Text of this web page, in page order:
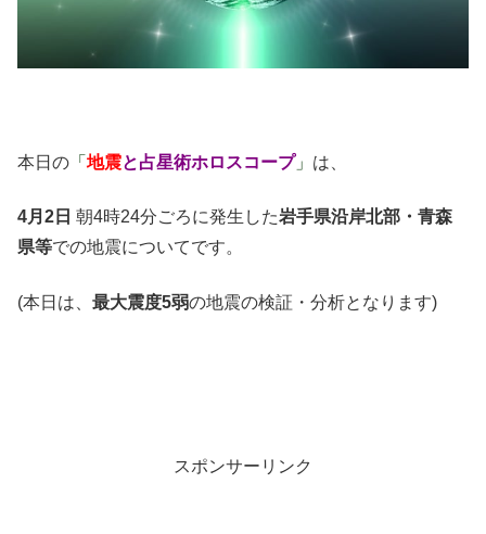
本日の 「 地震と占星術ホロスコープ」 は、
4月2日 朝4時24分ごろに発生した岩手県沿岸北部・青森
県等での地震についてです。
(本日は、 最大震度5弱の地震の検証・分析となります)
スポンサーリンク